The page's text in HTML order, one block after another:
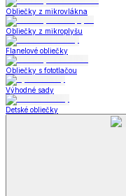
Obliečky z mikrovlákna
Obliečky z mikroplyšu
Flanelové obliečky
Obliečky s fototlačou
Výhodné sady
Detské obliečky